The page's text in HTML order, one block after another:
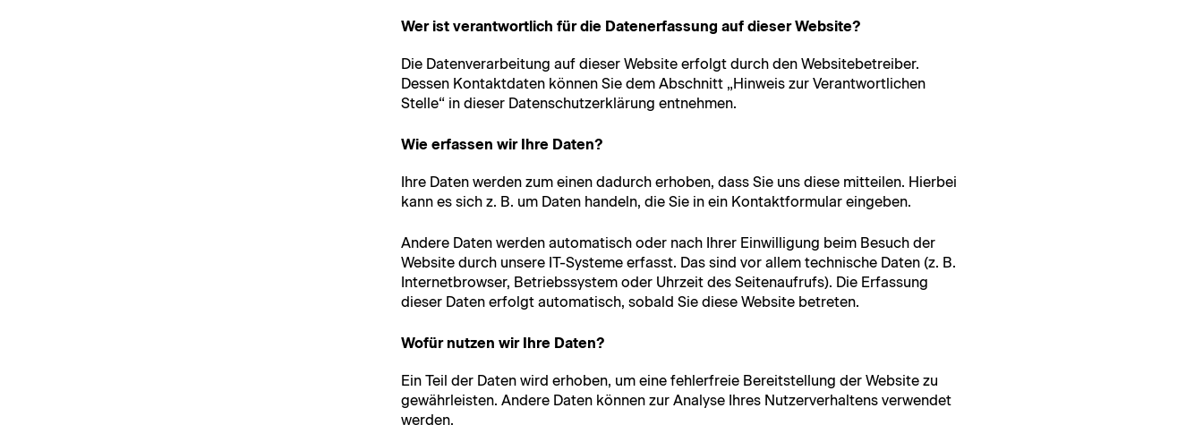
Wer ist verantwortlich für die Datenerfassung auf dieser Website?
Die Daten­ver­ar­beitung auf dieser Web­site erfol­gt durch den Web­site­be­treiber.
Dessen Kon­tak­t­dat­en kön­nen Sie dem Abschnitt „Hin­weis zur Ver­ant­wortlichen
Stelle“ in dieser Daten­schutzerk­lärung entnehmen.
Wie erfassen wir Ihre Daten?
Ihre Dat­en wer­den zum einen dadurch erhoben, dass Sie uns diese mit­teilen. Hier­bei
kann es sich z. B. um Dat­en han­deln, die Sie in ein Kon­tak­t­for­mu­lar eingeben.
Andere Dat­en wer­den automa­tisch oder nach Ihrer Ein­willi­gung beim Besuch der
Web­site durch unsere IT-Sys­teme erfasst. Das sind vor allem tech­nis­che Dat­en (z. B.
Inter­net­brows­er, Betrieb­ssys­tem oder Uhrzeit des Seit­e­naufrufs). Die Erfas­sung
dieser Dat­en erfol­gt automa­tisch, sobald Sie diese Web­site betreten.
Wofür nutzen wir Ihre Daten?
Ein Teil der Dat­en wird erhoben, um eine fehler­freie Bere­it­stel­lung der Web­site zu
gewährleis­ten. Andere Dat­en kön­nen zur Analyse Ihres Nutzerver­hal­tens ver­wen­det
werden.